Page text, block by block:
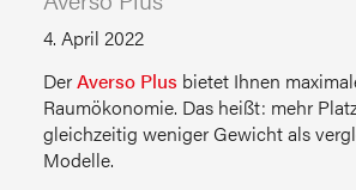
4. April 2022
DerAverso Plus bietet Ihnen
Raumökonomie. Das heißt: mehr
gleichzeitig weniger Gewicht als
Modelle.